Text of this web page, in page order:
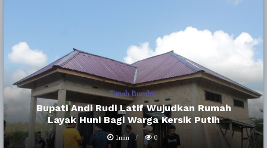
Tanah Bumbu
Bupati Andi Rudi Latif Wujudkan Rumah
Layak Huni Bagi Warga Kersik Putih
1min
0